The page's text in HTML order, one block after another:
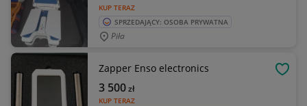
KUP TERAZ
SPRZEDAJĄCY: OSOBA PRYWATNA
Piła
Zapper Enso electronics
KUP TERAZ
3 500zł